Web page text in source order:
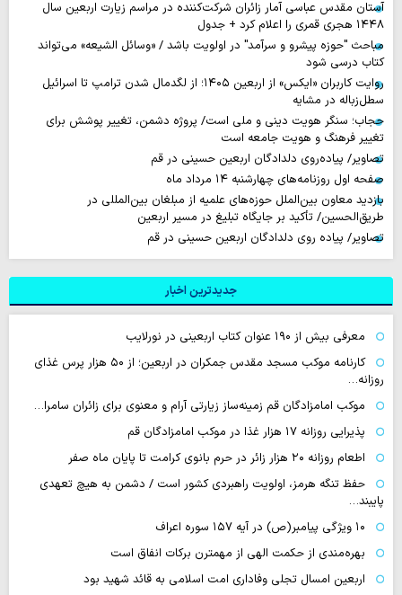
آستان مقدس عباسی آمار زائران شرکت‌کننده در مراسم زیارت اربعین سال
۱۴۴۸ هجری قمری را اعلام کرد + جدول
مباحث "حوزه پیشرو و سرآمد" در اولویت باشد / «وسائل الشیعه» می‌تواند
کتاب درسی شود
روایت‌ کاربران «ایکس» از اربعین ۱۴۰۵؛ از لگدمال شدن ترامپ تا اسرائیل
سطل‌زباله‌ در مشایه
حجاب؛ سنگر هویت دینی و ملی است/ پروژه دشمن، تغییر پوشش برای
تغییر فرهنگ و هویت جامعه است
تصاویر/ پیاده‌روی دلدادگان اربعین حسینی در قم
صفحه اول روزنامه‌های چهارشنبه ۱۴ مرداد ماه
بازدید معاون بین‌الملل حوزه‌های علمیه از مبلغان بین‌المللی در
طریق‌الحسین/ تأکید بر جایگاه تبلیغ در مسیر اربعین
تصاویر/ پیاده روی دلدادگان اربعین حسینی در قم
جدیدترین اخبار
معرفی بیش از ۱۹۰ عنوان کتاب اربعینی در نورلایب
کارنامه موکب مسجد مقدس جمکران در اربعین؛ از ۵۰ هزار پرس غذای
روزانه…
موکب امامزادگان قم زمینه‌ساز زیارتی آرام و معنوی برای زائران سامرا…
پذیرایی روزانه ۱۷ هزار غذا در موکب امامزادگان قم
اطعام روزانه ۲۰ هزار زائر در حرم بانوی کرامت تا پایان ماه صفر
حفظ تنگه هرمز، اولویت راهبردی کشور است / دشمن به هیچ تعهدی
پایبند…
۱۰ ویژگی پیامبر(ص) در آیه ۱۵۷ سوره اعراف
بهره‌مندی از حکمت الهی از مهمترن برکات انفاق است
اربعین امسال تجلی وفاداری امت اسلامی به قائد شهید بود